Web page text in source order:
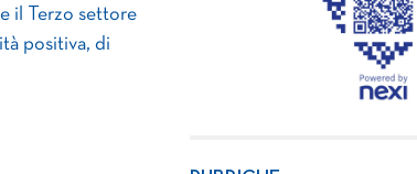
il Terzo settore
positiva, di